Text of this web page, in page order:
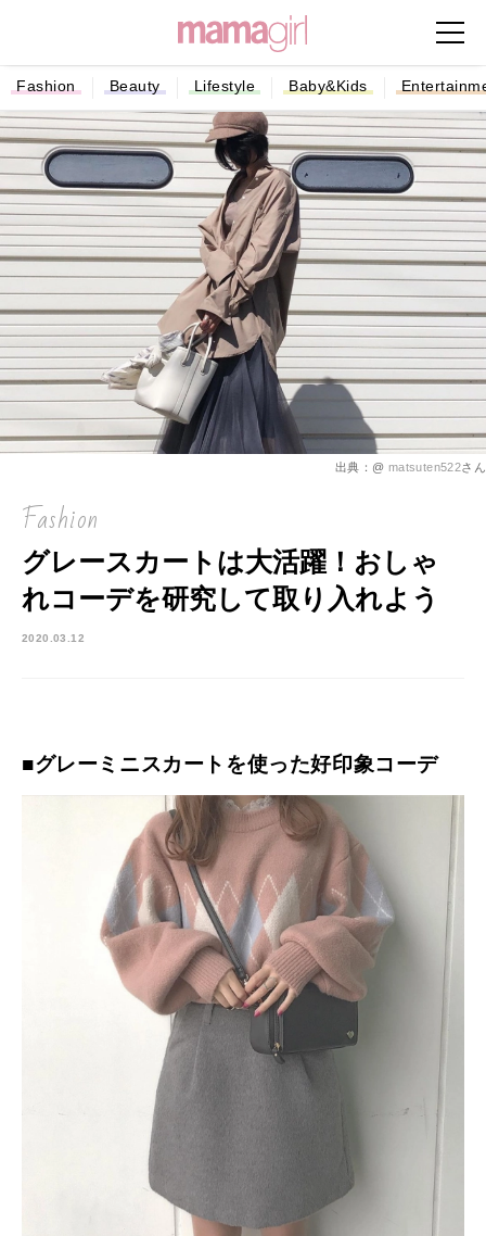
Fashion Beauty Lifestyle Baby&Kids
出典：@ matsuten522さん
Fashion
グレースカートは大活躍！おしゃ
れコーデを研究して取り入れよう
2020.03.12
■グレーミニスカートを使った好印象コーデ